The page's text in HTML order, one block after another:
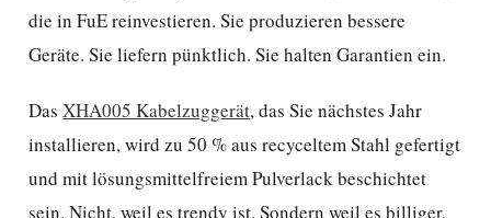
die in FuE reinvestieren. Sie produzieren bessere
Geräte. Sie liefern pünktlich. Sie halten Garantien ein.
DasXHA005 Kabelzuggerät, das Sie nächstes Jahr
installieren, wird zu 50 % aus recyceltem Stahl gefertigt
und mit lösungsmittelfreiem Pulverlack beschichtet
sein. Nicht, weil es trendy ist. Sondern weil es billiger,